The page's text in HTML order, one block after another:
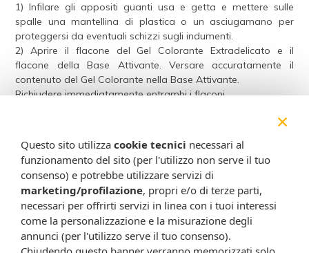
1) Infilare gli appositi guanti usa e getta e mettere sulle
spalle una mantellina di plastica o un asciugamano per
proteggersi da eventuali schizzi sugli indumenti.
2) Aprire il flacone del Gel Colorante Extradelicato e il
flacone della Base Attivante. Versare accuratamente il
contenuto del Gel Colorante nella Base Attivante.
Richiudere immediatamente entrambi i flaconi.
per una ventina di secondi, fino a ottenere una consistenza
Il colore che si ottiene dopo la miscelazione tra Base
Attivante e Gel Colorante Extradelicato non è indice del
risultato finale sul capello.
4) Staccare la punta del beccuccio applicatore e passare
immediatamente all'applicazione sui capelli.
Applicazione del colore:
1) Applicare la miscela sui capelli asciutti non lavati,
×
Questo sito utilizza cookie tecnici necessari al
funzionamento del sito (per l'utilizzo non serve il tuo
consenso) e potrebbe utilizzare servizi di
marketing/profilazione, propri e/o di terze parti,
necessari per offrirti servizi in linea con i tuoi interessi
come la personalizzazione e la misurazione degli
annunci (per l'utilizzo serve il tuo consenso).